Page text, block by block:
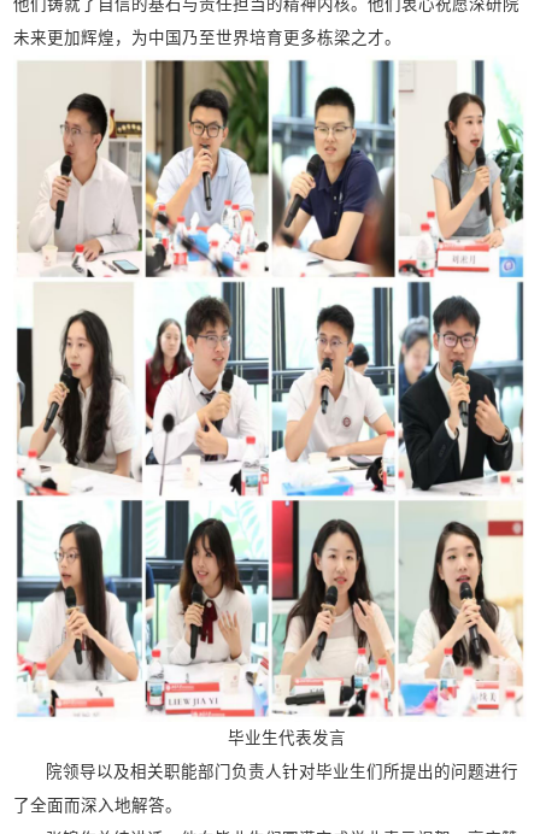
他们铸就了自信的基石与责任担当的精神内核。他们衷心祝愿深研院
未来更加辉煌，为中国乃至世界培育更多栋梁之才。
毕业生代表发言
院领导以及相关职能部门负责人针对毕业生们所提出的问题进行
了全面而深入地解答。